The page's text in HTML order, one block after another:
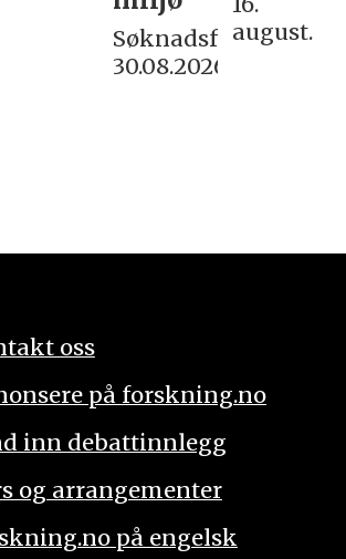
Søknadsfrist:
30.08.2026
august.
oss
på forskning.no
inn debattinnlegg
og arrangementer
på engelsk